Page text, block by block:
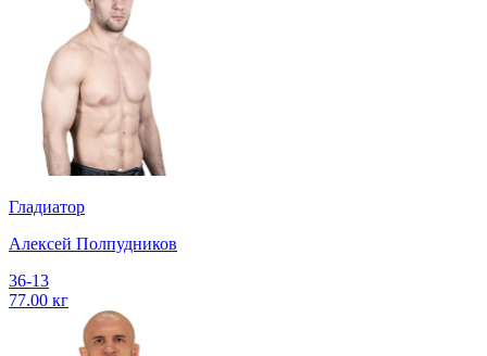
Гладиатор
Алексей Полпудников
36-13
77.00 кг